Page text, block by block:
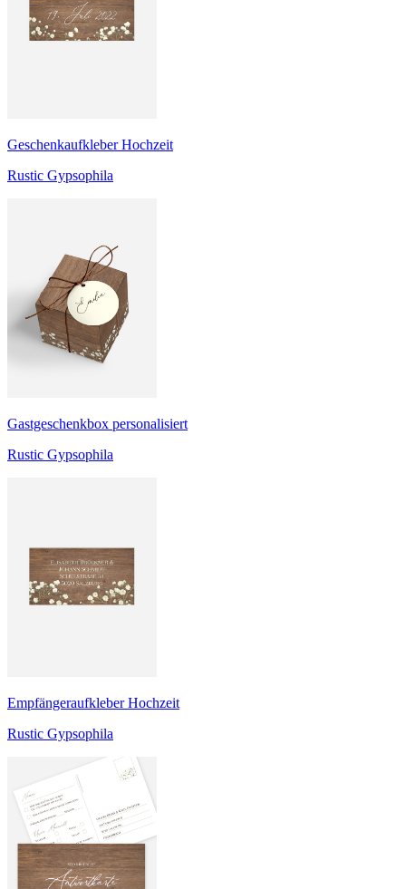
Geschenkaufkleber Hochzeit
Rustic Gypsophila
Gastgeschenkbox personalisiert
Rustic Gypsophila
Empfängeraufkleber Hochzeit
Rustic Gypsophila